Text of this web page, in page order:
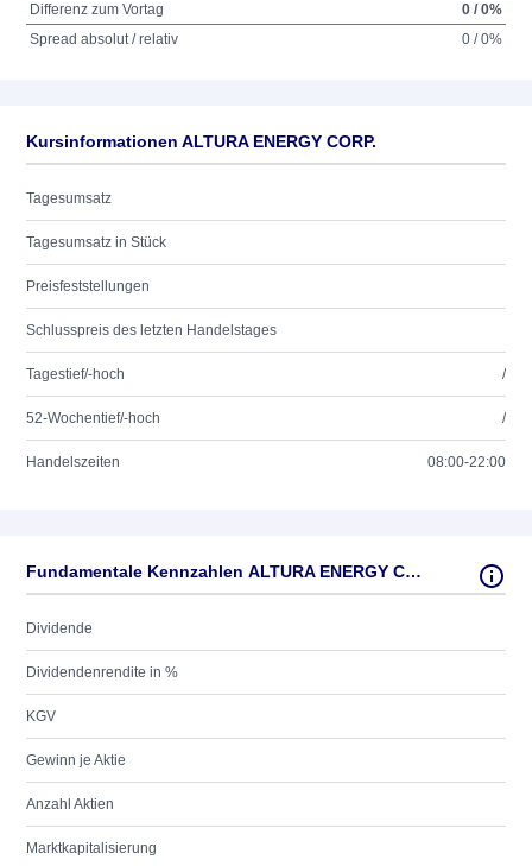
Differenz zum Vortag
0 / 0%
Spread absolut / relativ
0 / 0%
Kursinformationen ALTURA ENERGY CORP.
Tagesumsatz
Tagesumsatz in Stück
Preisfeststellungen
Schlusspreis des letzten Handelstages
Tagestief/-hoch /
52-Wochentief/-hoch /
Handelszeiten 08:00-22:00
Fundamentale Kennzahlen ALTURA ENERGY CORP.
Dividende
Dividendenrendite in %
KGV
Gewinn je Aktie
Anzahl Aktien
Marktkapitalisierung